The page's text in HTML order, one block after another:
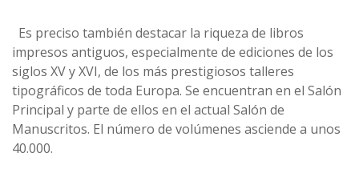
Es preciso también destacar la riqueza de libros
impresos antiguos, especialmente de ediciones de los
siglos XV y XVI, de los más prestigiosos talleres
tipográficos de toda Europa. Se encuentran en el Salón
Principal y parte de ellos en el actual Salón de
Manuscritos. El número de volúmenes asciende a unos
40.000.